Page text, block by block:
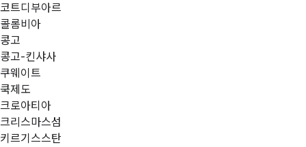
코트디부아르
콜롬비아
콩고
콩고-킨샤사
쿠웨이트
쿡제도
크로아티아
크리스마스섬
키르기스스탄